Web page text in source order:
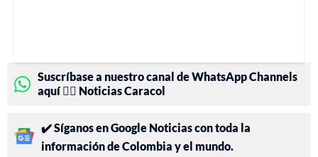
Suscríbase a nuestro canal de WhatsApp Channels
aquí 👉🏻 Noticias Caracol
✔️ Síganos en Google Noticias con toda la
información de Colombia y el mundo.